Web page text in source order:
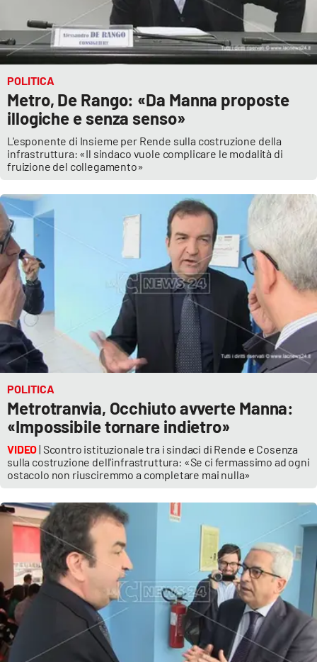
POLITICA
Metro, De Rango: «Da Manna proposte
illogiche e senza senso»
L'esponente di Insieme per Rende sulla costruzione della
infrastruttura: «Il sindaco vuole complicare le modalità di
fruizione del collegamento»
POLITICA
Metrotranvia, Occhiuto avverte Manna:
«Impossibile tornare indietro»
VIDEO| Scontro istituzionale tra i sindaci di Rende e Cosenza
sulla costruzione dell'infrastruttura: «Se ci fermassimo ad ogni
ostacolo non riusciremmo a completare mai nulla»